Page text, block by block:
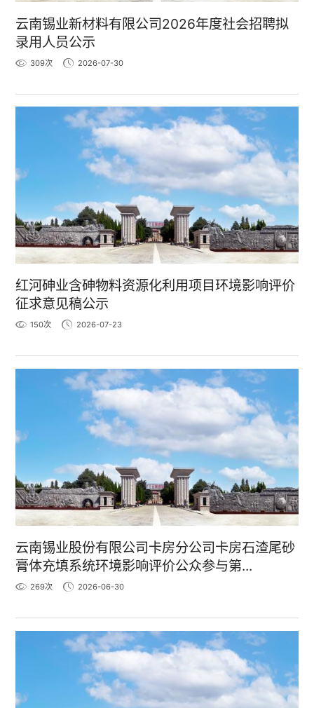
云南锡业新材料有限公司2026年度社会招聘拟
录用人员公示
309次 2026-07-30
红河砷业含砷物料资源化利用项目环境影响评价
征求意见稿公示
150次 2026-07-23
云南锡业股份有限公司卡房分公司卡房石渣尾砂
膏体充填系统环境影响评价公众参与第...
269次 2026-06-30